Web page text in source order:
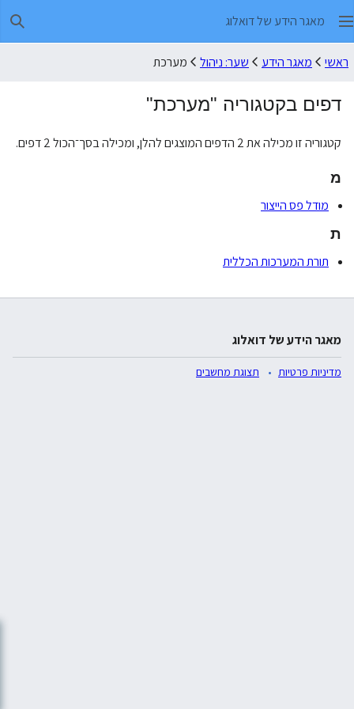
מאגר הידע של דואלוג
ראשי מאגר הידע שער: ניהול מערכת
דפים בקטגוריה "מערכת"
קטגוריה זו מכילה את 2 הדפים המוצגים להלן, ומכילה בסך־הכול 2 דפים.
מ
מודל פס הייצור
ת
תורת המערכות הכללית
מאגר הידע של דואלוג
מדיניות פרטיות תצוגת מחשבים